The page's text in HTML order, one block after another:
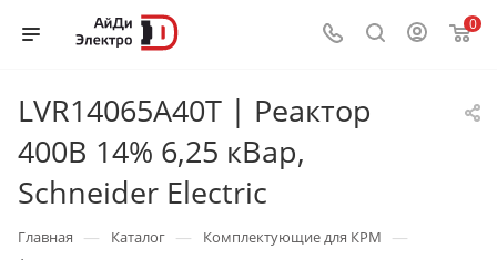
0
LVR14065A40T | Реактор
400В 14% 6,25 кВар,
Schneider Electric
Главная — Каталог — Комплектующие для КРМ —